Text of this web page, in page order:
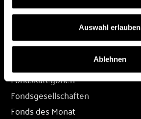
Auswahl erlauben
Ablehnen
FONDS
Fondskategorien
Fondsgesellschaften
Fonds des Monat